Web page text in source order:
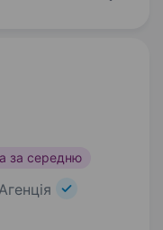
за середню